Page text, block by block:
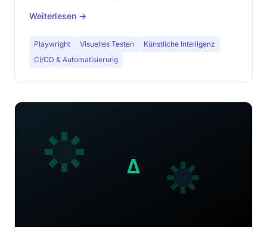
Weiterlesen →
Playwright Visuelles Testen
Künstliche Intelligenz
CI/CD & Automatisierung